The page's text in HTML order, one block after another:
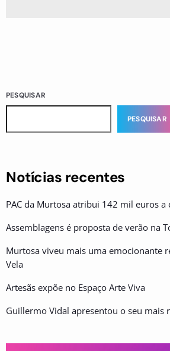
PESQUISAR
PESQUISAR
Notícias recentes
PAC da Murtosa atribui 142 mil euros a
Assemblagens é proposta de verão na
Murtosa viveu mais uma emocionante
Vela
Artesãs expõe no Espaço Arte Viva
Guillermo Vidal apresentou o seu mais